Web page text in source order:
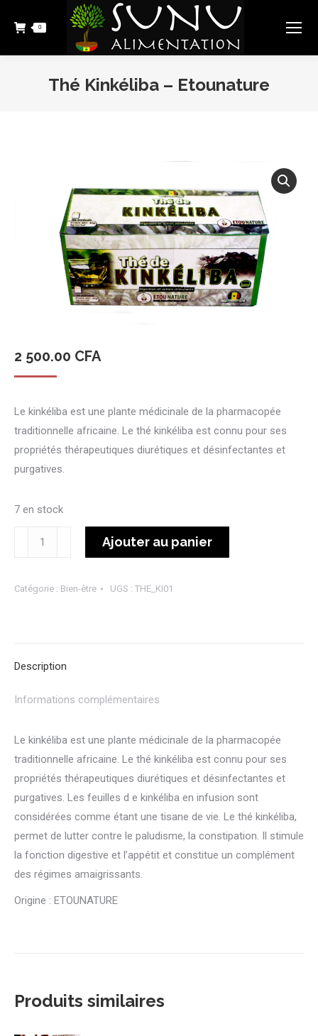
0
Thé Kinkéliba – Etounature
2 500.00 CFA
Le kinkéliba est une plante médicinale de la pharmacopée
traditionnelle africaine. Le thé kinkéliba est connu pour ses
propriétés thérapeutiques diurétiques et désinfectantes et
purgatives.
7 en stock
quantité
Kinkéliba
Ajouter au panier
Catégorie : Bien-être UGS : THE_KI01
Description
Informations complémentaires
Le kinkéliba est une plante médicinale de la pharmacopée
traditionnelle africaine. Le thé kinkéliba est connu pour ses
propriétés thérapeutiques diurétiques et désinfectantes et
purgatives. Les feuilles d e kinkéliba en infusion sont
considérées comme étant une tisane de vie. Le thé kinkéliba,
permet de lutter contre le paludisme, la constipation. Il stimule
la fonction digestive et l’appétit et constitue un complément
des régimes amaigrissants.
Origine : ETOUNATURE
Produits similaires